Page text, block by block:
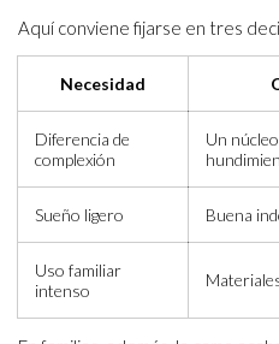
Aquí conviene fijarse en tres
Necesidad
Diferencia de
complexión
Un
Sueño ligero Buena
Uso familiar
intenso